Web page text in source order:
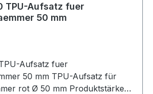
TPU-Aufsatz fuer
50 mm
Aufsatz fuer
50 mm TPU-Aufsatz für